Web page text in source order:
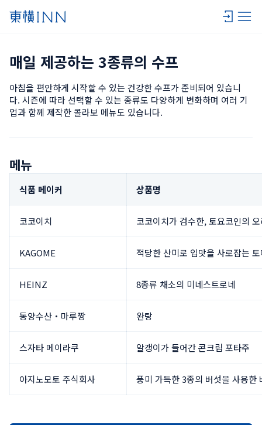
매일 제공하는 3종류의 수프
아침을 편안하게 시작할 수 있는 건강한 수프가 준비되어 있습니
다. 시즌에 따라 선택할 수 있는 종류도 다양하게 변화하며 여러 기
업과 함께 제작한 콜라보 메뉴도 있습니다.
메뉴
식품 메이커 상품명
코코이치 코코이치가 검수한, 토요코인의
KAGOME 적당한 산미로 입맛을 사로잡는
HEINZ 8종류 채소의 미네스트로네
동양수산・마루짱 완탕
스자타 메이라쿠 알갱이가 들어간 콘크림 포타주
아지노모토 주식회사 풍미 가득한 3종의 버섯을 사용한